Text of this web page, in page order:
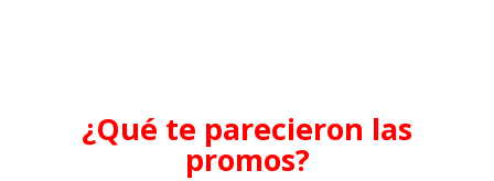
¿Qué te parecieron las
promos?